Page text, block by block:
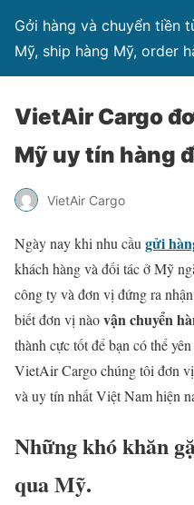
Gởi hàng và chuyển tiền
Mỹ, ship hàng Mỹ, order
VietAir Cargo
Mỹ uy tín hàng
VietAir Cargo
Ngày nay khi nhu cầu gửi
khách hàng và đối tác ở Mỹ
công ty và đơn vị đứng ra nhận
biết đơn vị nàovận chuyển
thành cực tốt để bạn có thể
VietAir Cargo chúng tôi đơn
và uy tín nhất Việt Nam hiện
Những khó khăn
qua Mỹ.